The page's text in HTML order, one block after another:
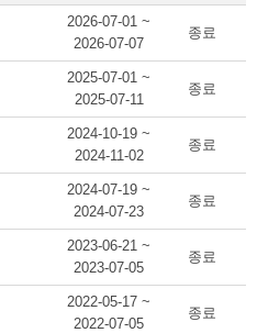
2026-07-01 ~
2026-07-07
종료
2025-07-01 ~
2025-07-11
종료
2024-10-19 ~
2024-11-02
종료
2024-07-19 ~
2024-07-23
종료
2023-06-21 ~
2023-07-05
종료
2022-05-17 ~
2022-07-05
종료